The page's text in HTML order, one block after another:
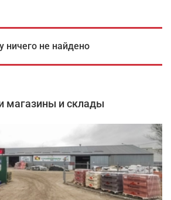
ничего не найдено
магазины и склады